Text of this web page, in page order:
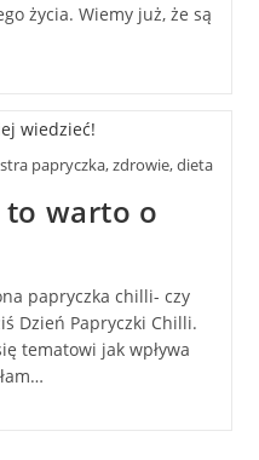
życia. Wiemy już, że są
papryczka, zdrowie, dieta
to warto o
papryczka chilli- czy
Dzień Papryczki Chilli.
tematowi jak wpływa